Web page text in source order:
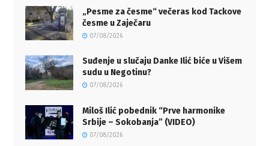
„Pesme za česme“ večeras kod Tackove
česme u Zaječaru
07/08/2026
Suđenje u slučaju Danke Ilić biće u Višem
sudu u Negotinu?
07/08/2026
Miloš Ilić pobednik “Prve harmonike
Srbije – Sokobanja” (VIDEO)
07/08/2026